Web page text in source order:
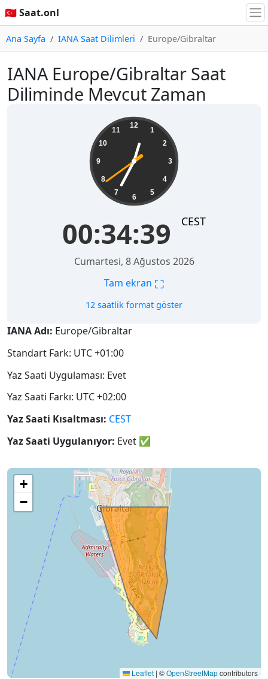
🇹🇷 Saat.onl
Ana Sayfa IANA Saat Dilimleri Europe/Gibraltar
IANA Europe/Gibraltar Saat
Diliminde Mevcut Zaman
12
1
2
3
4
5
6
7
8
9
10
11
00:34:39 CEST
Cumartesi, 8 Ağustos 2026
Tam ekran ⛶
12 saatlik format göster
IANA Adı: Europe/Gibraltar
Standart Fark: UTC +01:00
Yaz Saati Uygulaması: Evet
Yaz Saati Farkı: UTC +02:00
Yaz Saati Kısaltması: CEST
Yaz Saati Uygulanıyor: Evet ✅
+
−
Leaflet | ©OpenStreetMapcontributors